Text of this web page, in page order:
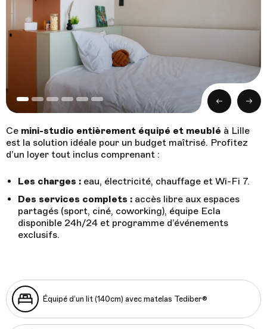
Je réserve
FacebookTiktok LinkedIn YouTube
Instagram :
Instagram
Paris Instagram
Genève
Instagram
Lille InstagramBordeaux
Précédent
Ce mini-studio entièrement équipé et meublé à Lille
est la solution idéale pour un budget maîtrisé. Profitez
d’un loyer tout inclus comprenant :
Les charges : eau, électricité, chauffage et Wi-Fi 7.
Des services complets : accès libre aux espaces
partagés (sport, ciné, coworking), équipe Ecla
disponible 24h/24 et programme d’événements
exclusifs.
Équipé d’un lit (140cm) avec matelas Tediber®